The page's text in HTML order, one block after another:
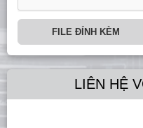
FILE ĐÍNH KÈM
LIÊN HỆ